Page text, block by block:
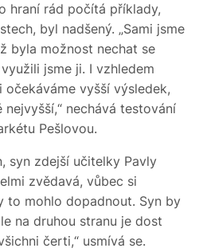
hraní rád počítá příklady,
byl nadšený. „Sami jsme
byla možnost nechat se
jsme ji. I vzhledem
vyšší výsledek,
nechává testování
Pešlovou.
syn zdejší učitelky Pavly
zvědavá, vůbec si
to mohlo dopadnout. Syn by
na druhou stranu je dost
čerti,“ usmívá se.